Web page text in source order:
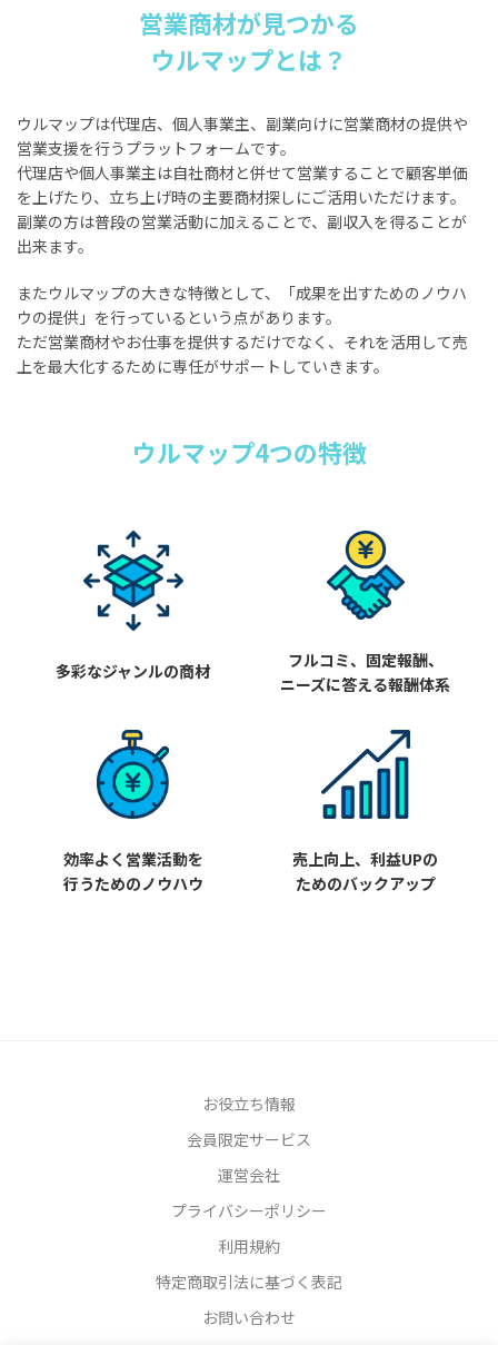
営業商材が見つかる
ウルマップとは？
ウルマップは代理店、個人事業主、副業向けに営業商材の提供や
営業支援を行うプラットフォームです。
代理店や個人事業主は自社商材と併せて営業することで顧客単価
を上げたり、立ち上げ時の主要商材探しにご活用いただけます。
副業の方は普段の営業活動に加えることで、副収入を得ることが
出来ます。
またウルマップの大きな特徴として、「成果を出すためのノウハ
ウの提供」を行っているという点があります。
ただ営業商材やお仕事を提供するだけでなく、それを活用して売
上を最大化するために専任がサポートしていきます。
ウルマップ4つの特徴
多彩なジャンルの商材
フルコミ、固定報酬、
ニーズに答える報酬体系
効率よく営業活動を
行うためのノウハウ
売上向上、利益UPの
ためのバックアップ
お役立ち情報
会員限定サービス
運営会社
プライバシーポリシー
利用規約
特定商取引法に基づく表記
お問い合わせ